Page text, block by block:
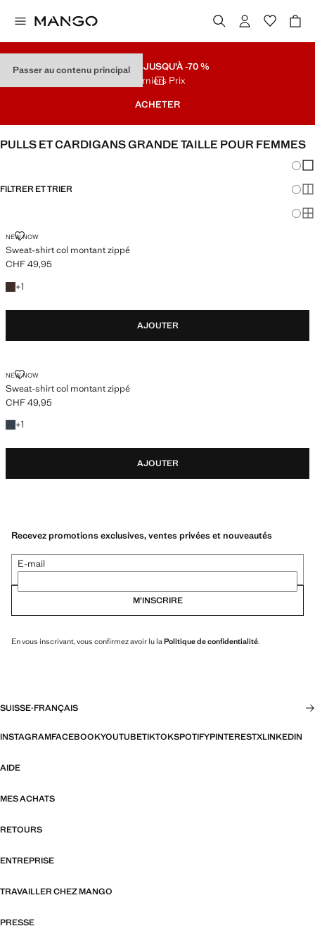
Passer au contenu principal
SOLDESJUSQU'À -70 %
Derniers Prix
ACHETER
PULLS ET CARDIGANS GRANDE TAILLE POUR FEMMES
FILTRER ET TRIER
NEW NOW
Sweat-shirt col montant zippé
SWEAT-SHIRT COL MONTANT ZIPPÉ
Prix actuel [CHF 49,95 ]
CHF 49,95
+1
+1 couleur
AJOUTER
NEW NOW
Sweat-shirt col montant zippé
SWEAT-SHIRT COL MONTANT ZIPPÉ
Prix actuel [CHF 49,95 ]
CHF 49,95
+1
+1 couleur
AJOUTER
Recevez promotions exclusives, ventes privées et nouveautés
E-mail
M’INSCRIRE
En vous inscrivant, vous confirmez avoir lu la Politique de confidentialité.
SUISSE·FRANÇAIS
INSTAGRAMFACEBOOKYOUTUBETIKTOKSPOTIFYPINTERESTXLINKEDIN
AIDE
MES ACHATS
RETOURS
ENTREPRISE
TRAVAILLER CHEZ MANGO
PRESSE